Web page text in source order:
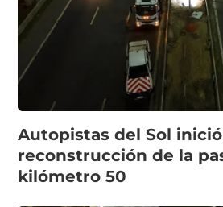
Autopistas del Sol
reconstrucción de la
kilómetro 50